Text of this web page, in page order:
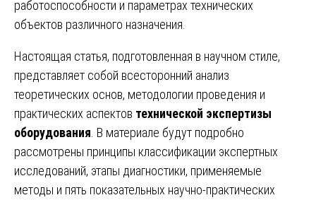
работоспособности и параметрах технических
объектов различного назначения.
Настоящая статья, подготовленная в научном стиле,
представляет собой всесторонний анализ
теоретических основ, методологии проведения и
практических аспектов технической экспертизы
оборудования . В материале будут подробно
рассмотрены принципы классификации экспертных
исследований, этапы диагностики, применяемые
методы и пять показательных научно-практических